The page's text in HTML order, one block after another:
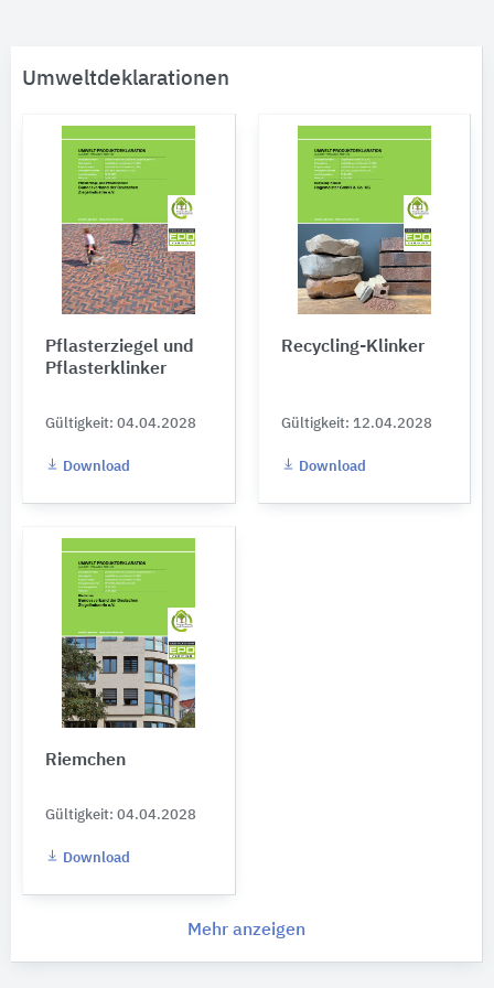
Umweltdeklarationen
Pflasterziegel und
Pflasterklinker
Gültigkeit: 04.04.2028
Download
Recycling-Klinker
Gültigkeit: 12.04.2028
Download
Riemchen
Gültigkeit: 04.04.2028
Download
Mehr anzeigen